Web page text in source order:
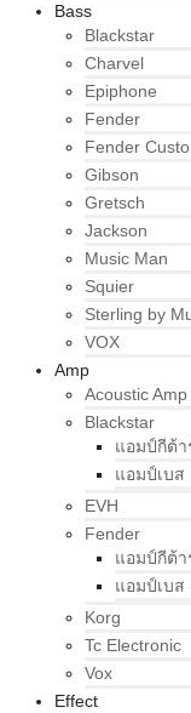
Bass
Blackstar
Charvel
Epiphone
Fender
Fender
Gibson
Gretsch
Jackson
Music Man
Squier
Sterling by
VOX
Amp
Acoustic Amp
Blackstar
แอมป์กีต้า
แอมป์เบส
EVH
Fender
แอมป์กีต้า
แอมป์เบส
Korg
Tc Electronic
Vox
Effect